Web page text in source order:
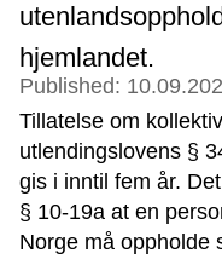
hjemlandet.
Published:
Tillatelse om
utlendingslovens §
gis i inntil fem år.
§ 10-19a at en
Norge må oppholde